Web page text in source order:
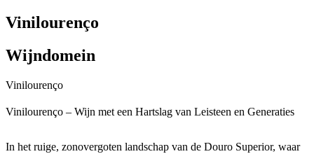
Vinilourenço
Wijndomein
Vinilourenço
Vinilourenço – Wijn met een Hartslag van Leisteen en Generaties
In het ruige, zonovergoten landschap van de Douro Superior, waar